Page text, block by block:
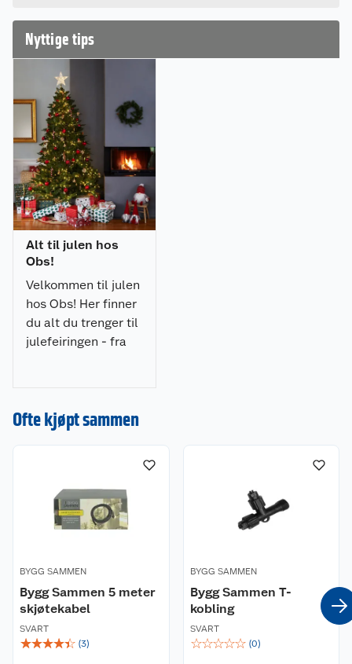
kjøp av et Smart Light Kit kan du styre lysene
direkte fra en app på smarttelefonen.
Alle komponenter selges separat, slik at du kan
bygge løsningen som passer akkurat ditt behov.
Nyttige tips
Alt til julen hos
Obs!
Velkommen til julen
hos Obs! Her finner
du alt du trenger til
julefeiringen - fra
juletrær. Gjør
Ofte kjøpt sammen
BYGG SAMMEN
Bygg Sammen 5 meter
skjøtekabel
SVART
☆☆☆☆☆ (3)
BYGG SAMMEN
Bygg Sammen T-
kobling
SVART
☆☆☆☆☆ (0)